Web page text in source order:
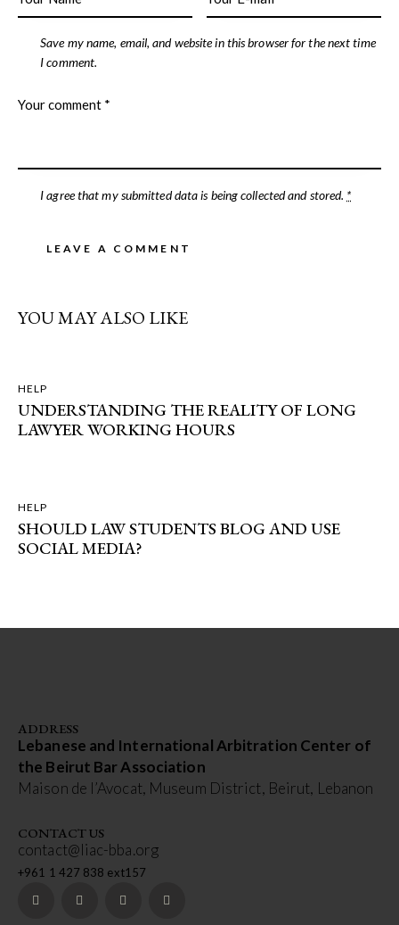
Save my name, email, and website in this browser for the next time
I comment.
I agree that my submitted data is beingcollected and stored. *
YOU MAY ALSO LIKE
HELP
UNDERSTANDING THE REALITY OF LONG
LAWYER WORKING HOURS
HELP
SHOULD LAW STUDENTS BLOG AND USE
SOCIAL MEDIA?
ADDRESS
Lebanese and International Arbitration Center of
the Beirut Bar Association
Maison de l’Avocat, Museum District, Beirut, Lebanon
CONTACT US
contact@liac-bba.org
+961 1 427 838 ext157